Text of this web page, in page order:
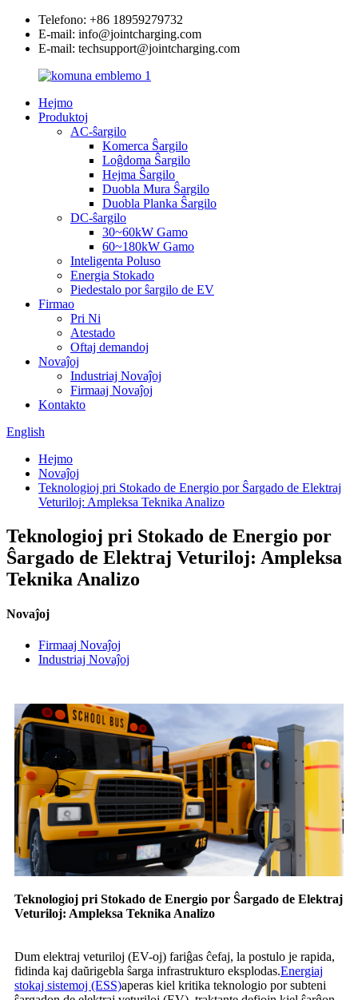
Telefono: +86 18959279732
E-mail: info@jointcharging.com
E-mail: techsupport@jointcharging.com
Hejmo
Produktoj
AC-ŝargilo
Komerca Ŝargilo
Loĝdoma Ŝargilo
Hejma Ŝargilo
Duobla Mura Ŝargilo
Duobla Planka Ŝargilo
DC-ŝargilo
30~60kW Gamo
60~180kW Gamo
Inteligenta Poluso
Energia Stokado
Piedestalo por ŝargilo de EV
Firmao
Pri Ni
Atestado
Oftaj demandoj
Novaĵoj
Industriaj Novaĵoj
Firmaaj Novaĵoj
Kontakto
English
Hejmo
Novaĵoj
Teknologioj pri Stokado de Energio por Ŝargado de Elektraj
Veturiloj: Ampleksa Teknika Analizo
Teknologioj pri Stokado de Energio por
Ŝargado de Elektraj Veturiloj: Ampleksa
Teknika Analizo
Novaĵoj
Firmaaj Novaĵoj
Industriaj Novaĵoj
Teknologioj pri Stokado de Energio por Ŝargado de Elektraj
Veturiloj: Ampleksa Teknika Analizo
Dum elektraj veturiloj (EV-oj) fariĝas ĉefaj, la postulo je rapida,
fidinda kaj daŭrigebla ŝarga infrastrukturo eksplodas.Energiaj
stokaj sistemoj (ESS)aperas kiel kritika teknologio por subteni